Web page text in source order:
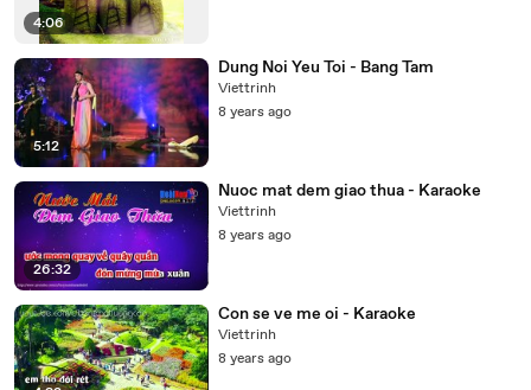
4:06
5:12
Dung Noi Yeu Toi - Bang Tam
Viettrinh
8 years ago
26:32
Nuoc mat dem giao thua - Karaoke
Viettrinh
8 years ago
Con se ve me oi - Karaoke
Viettrinh
8 years ago